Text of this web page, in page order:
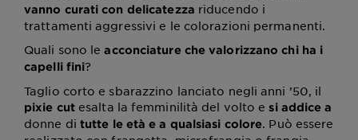
vanno curati con delicatezza riducendo i
trattamenti aggressivi e le colorazioni permanenti.
Quali sono leacconciature che valorizzano chi ha i
capelli fini?
Taglio corto e sbarazzino lanciato negli anni ’50, il
pixie cutesalta la femminilità del volto esi addice a
donne di tutte le età e a qualsiasi colore. Può essere